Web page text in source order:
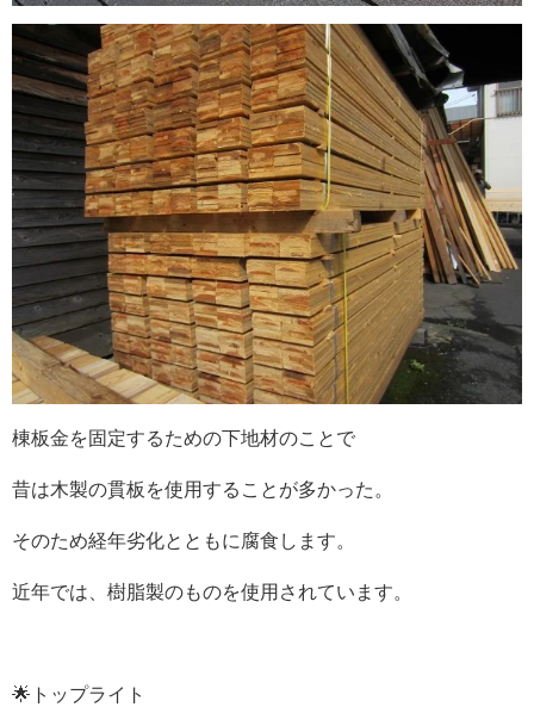
棟板金を固定するための下地材のことで
昔は木製の貫板を使用することが多かった。
そのため経年劣化とともに腐食します。
近年では、樹脂製のものを使用されています。
🌟トップライト